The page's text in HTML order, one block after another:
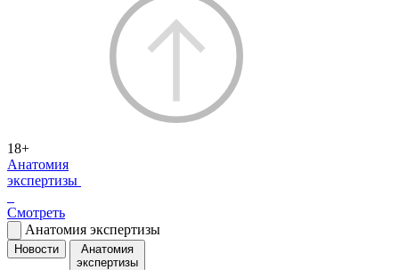
18+
Анатомия
экспертизы
Смотреть
Анатомия экспертизы
Новости
Анатомия
экспертизы